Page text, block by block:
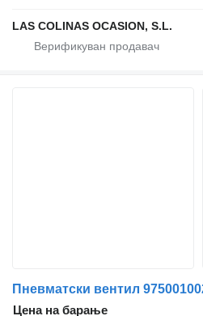
LAS COLINAS OCASION, S.L.
Цена на барање